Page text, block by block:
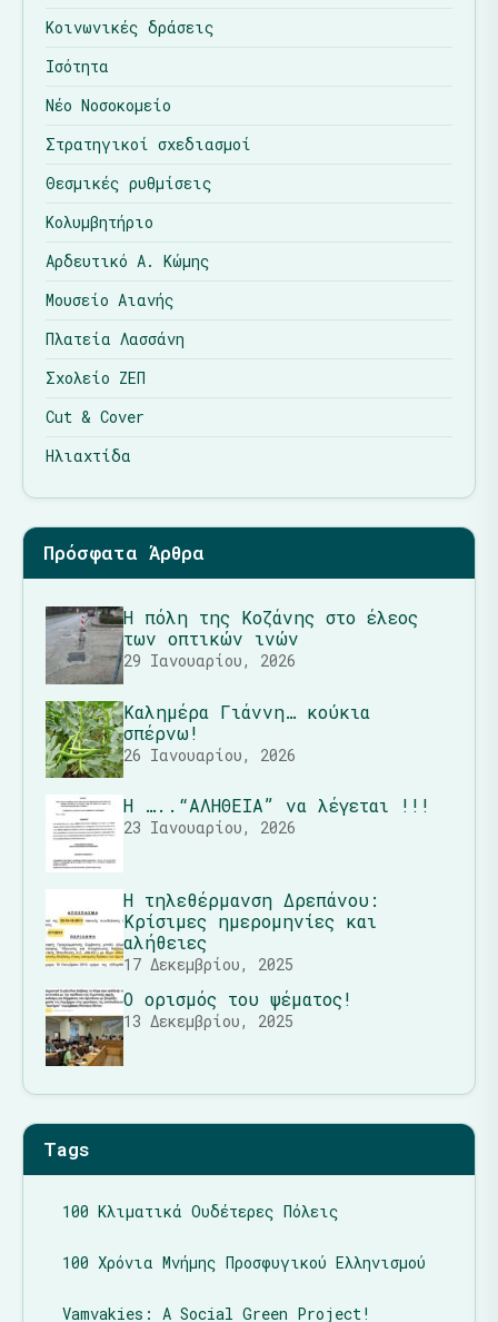
Κοινωνικές δράσεις
Ισότητα
Νέο Νοσοκομείο
Στρατηγικοί σχεδιασμοί
Θεσμικές ρυθμίσεις
Κολυμβητήριο
Αρδευτικό Α. Κώμης
Μουσείο Αιανής
Πλατεία Λασσάνη
Σχολείο ΖΕΠ
Cut & Cover
Ηλιαχτίδα
Πρόσφατα Άρθρα
Η πόλη της Κοζάνης στο έλεος
των οπτικών ινών
29 Ιανουαρίου, 2026
Καλημέρα Γιάννη… κούκια
σπέρνω!
26 Ιανουαρίου, 2026
Η …..“ΑΛΗΘΕΙΑ” να λέγεται !!!
23 Ιανουαρίου, 2026
Η τηλεθέρμανση Δρεπάνου:
Κρίσιμες ημερομηνίες και
αλήθειες
17 Δεκεμβρίου, 2025
Ο ορισμός του ψέματος!
13 Δεκεμβρίου, 2025
Tags
100 Κλιματικά Ουδέτερες Πόλεις
100 Χρόνια Μνήμης Προσφυγικού Ελληνισμού
Vamvakies: A Social Green Project!